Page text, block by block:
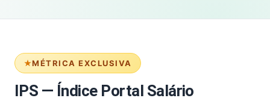
MÉTRICA EXCLUSIVA
IPS — Índice Portal Salário